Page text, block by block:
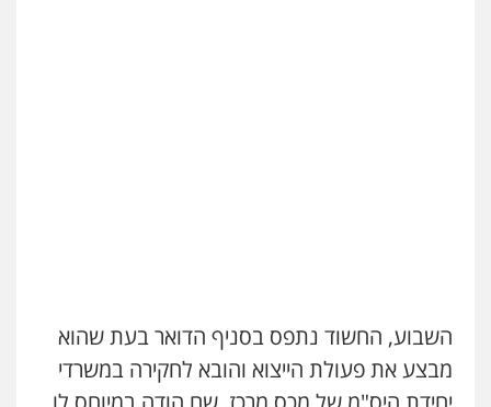
השבוע, החשוד נתפס בסניף הדואר בעת שהוא
מבצע את פעולת הייצוא והובא לחקירה במשרדי
ניר קידר – צלם
צילום עורכי דין שירותים מקצועיים לעורכי
דין
0504578527